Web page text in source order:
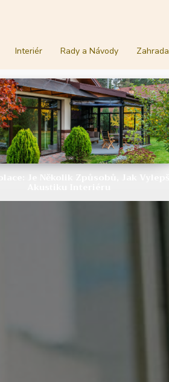
Interiér Rady a Návody Zahrada